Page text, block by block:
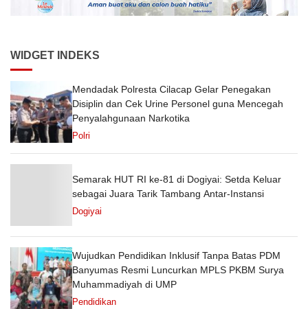
WIDGET INDEKS
Mendadak Polresta Cilacap Gelar Penegakan
Disiplin dan Cek Urine Personel guna Mencegah
Penyalahgunaan Narkotika
Polri
Semarak HUT RI ke-81 di Dogiyai: Setda Keluar
sebagai Juara Tarik Tambang Antar-Instansi
Dogiyai
Wujudkan Pendidikan Inklusif Tanpa Batas PDM
Banyumas Resmi Luncurkan MPLS PKBM Surya
Muhammadiyah di UMP
Pendidikan